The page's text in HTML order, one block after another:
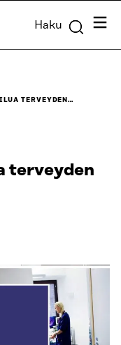
Haku
TERVEYDEN…
terveyden